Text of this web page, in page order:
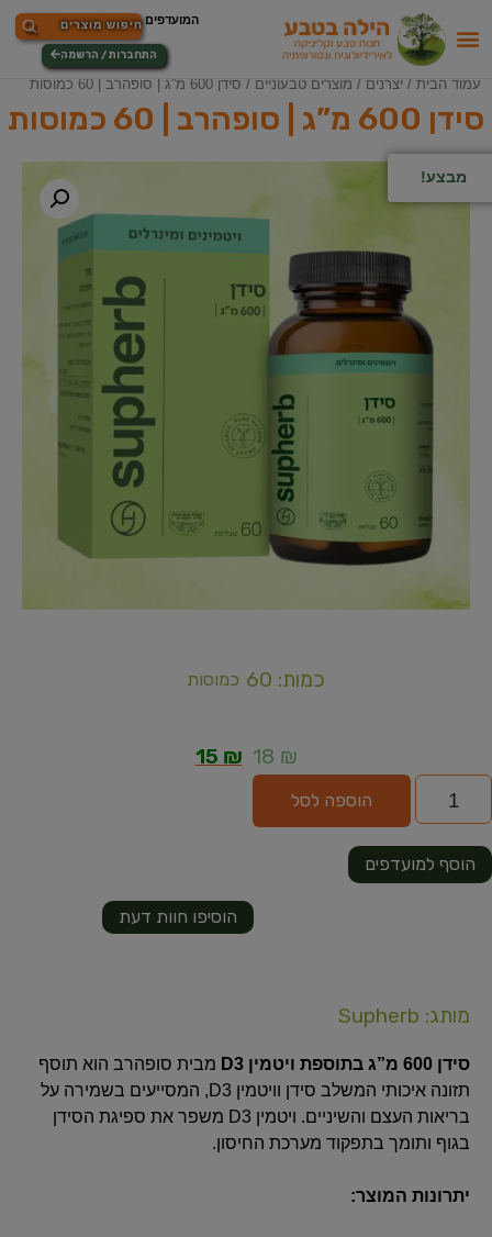
התחברות / הרשמה
עמוד הבית / יצרנים / מוצרים טבעוניים / סידן 600 מ”ג | סופהרב | 60 כמוסות
סידן 600 מ”ג | סופהרב | 60 כמוסות
מבצע!
כמות: 60 כמוסות
18 ₪
15 ₪
הוספה לסל
הוסיפו חוות דעת
הוסף למועדפים
מותג: Supherb
סידן 600 מ”ג בתוספת ויטמין D3
מבית סופהרב הוא תוסף
תזונה איכותי המשלב סידן וויטמין D3, המסייעים בשמירה על
בריאות העצם והשיניים.
ויטמין D3 משפר את ספיגת הסידן
בגוף ותומך בתפקוד מערכת החיסון.
יתרונות המוצר: